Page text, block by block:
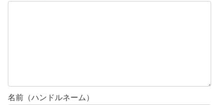
名前（ハンドルネーム）